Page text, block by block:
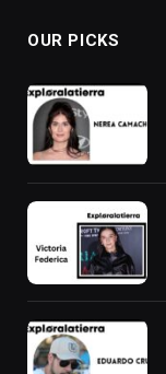
OUR PICKS